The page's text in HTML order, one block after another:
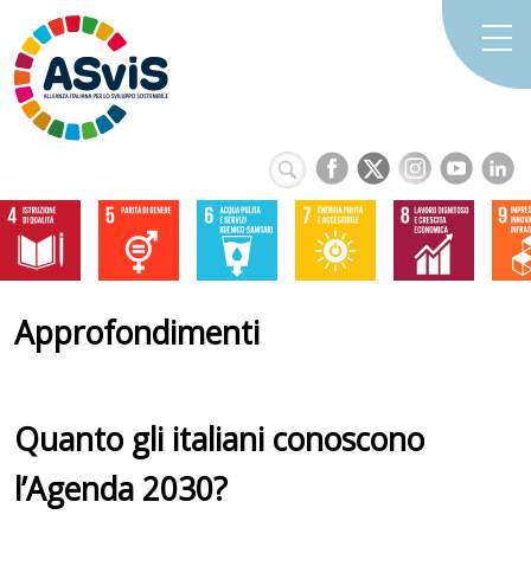
Approfondimenti
Quanto gli italiani conoscono
l’Agenda 2030?